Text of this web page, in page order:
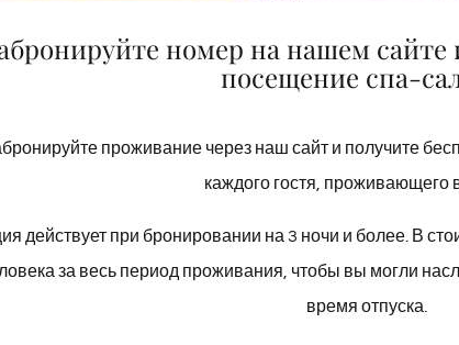
для себя
номер на нашем
посещение спа-
проживание через наш сайт и получите
каждого гостя, проживающего
действует при бронировании на 3 ночи и более. В
за весь период проживания, чтобы вы могли
время отпуска.